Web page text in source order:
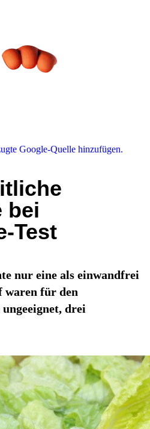
Google-Quelle hinzufügen.
bei
Test
nur eine als einwandfrei
waren für den
drei